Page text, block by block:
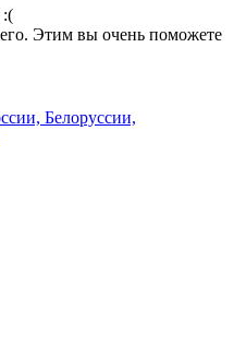
:(
Этим вы очень поможете
Белоруссии,